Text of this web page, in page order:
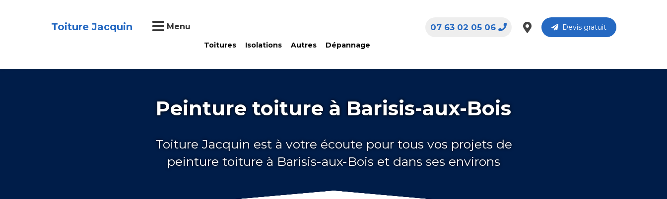
Toiture Jacquin Menu
Toitures Isolations Autres Dépannage
Devis gratuit
07 63 02 05 06
Peinture toiture à Barisis-aux-Bois
Toiture Jacquin est à votre écoute pour tous vos projets de
peinture toiture à Barisis-aux-Bois et dans ses environs